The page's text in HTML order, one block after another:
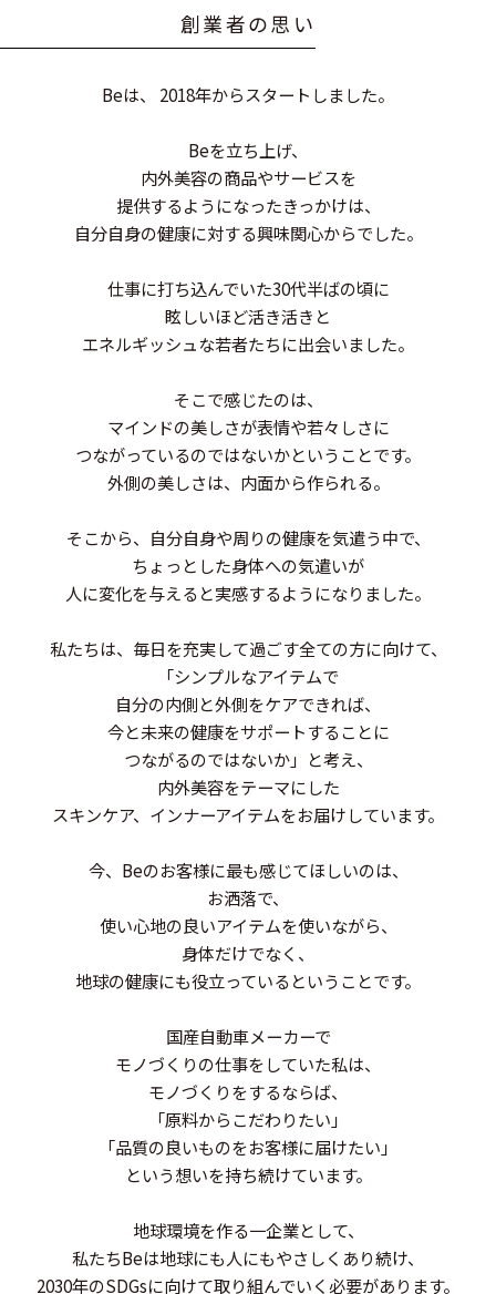
創業者の思 い
Beは、 2018年からスタートしました。
Beを立ち上げ、
内外美容の商品やサービスを
提供するようになったきっかけは、
自分自身の健康に対する興味関心からでした。
仕事に打ち込んでいた30代半ばの頃に
眩しいほど活き活きと
エネルギッシュな若者たちに出会いました。
そこで感じたのは、
マインドの美しさが表情や若々しさに
つながっているのではないかということです。
外側の美しさは、内面から作られる。
そこから、自分自身や周りの健康を気遣う中で、
ちょっとした身体への気遣いが
人に変化を与えると実感するようになりました。
私たちは、毎日を充実して過ごす全ての方に向けて、
「シンプルなアイテムで
自分の内側と外側をケアできれば、
今と未来の健康をサポートすることに
つながるのではないか」と考え、
内外美容をテーマにした
スキンケア、インナーアイテムをお届けしています。
今、Beのお客様に最も感じてほしいのは、
お洒落で、
使い心地の良いアイテムを使いながら、
身体だけでなく、
地球の健康にも役立っているということです。
国産自動車メーカーで
モノづくりの仕事をしていた私は、
モノづくりをするならば、
「原料からこだわりたい」
「品質の良いものをお客様に届けたい」
という想いを持ち続けています。
地球環境を作る一企業として、
私たちBeは地球にも人にもやさしくあり続け、
2030年のSDGsに向けて取り組んでいく必要があります。